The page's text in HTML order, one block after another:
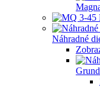
Náhradné